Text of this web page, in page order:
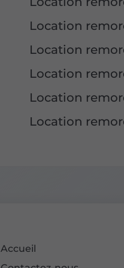
Location
Location
Location
Location
Location
Accueil